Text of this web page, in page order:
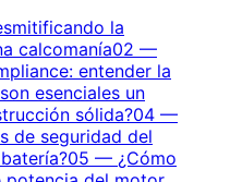
la
calcomanía02 —
entender la
esenciales un
sólida?04 —
de seguridad del
05 — ¿Cómo